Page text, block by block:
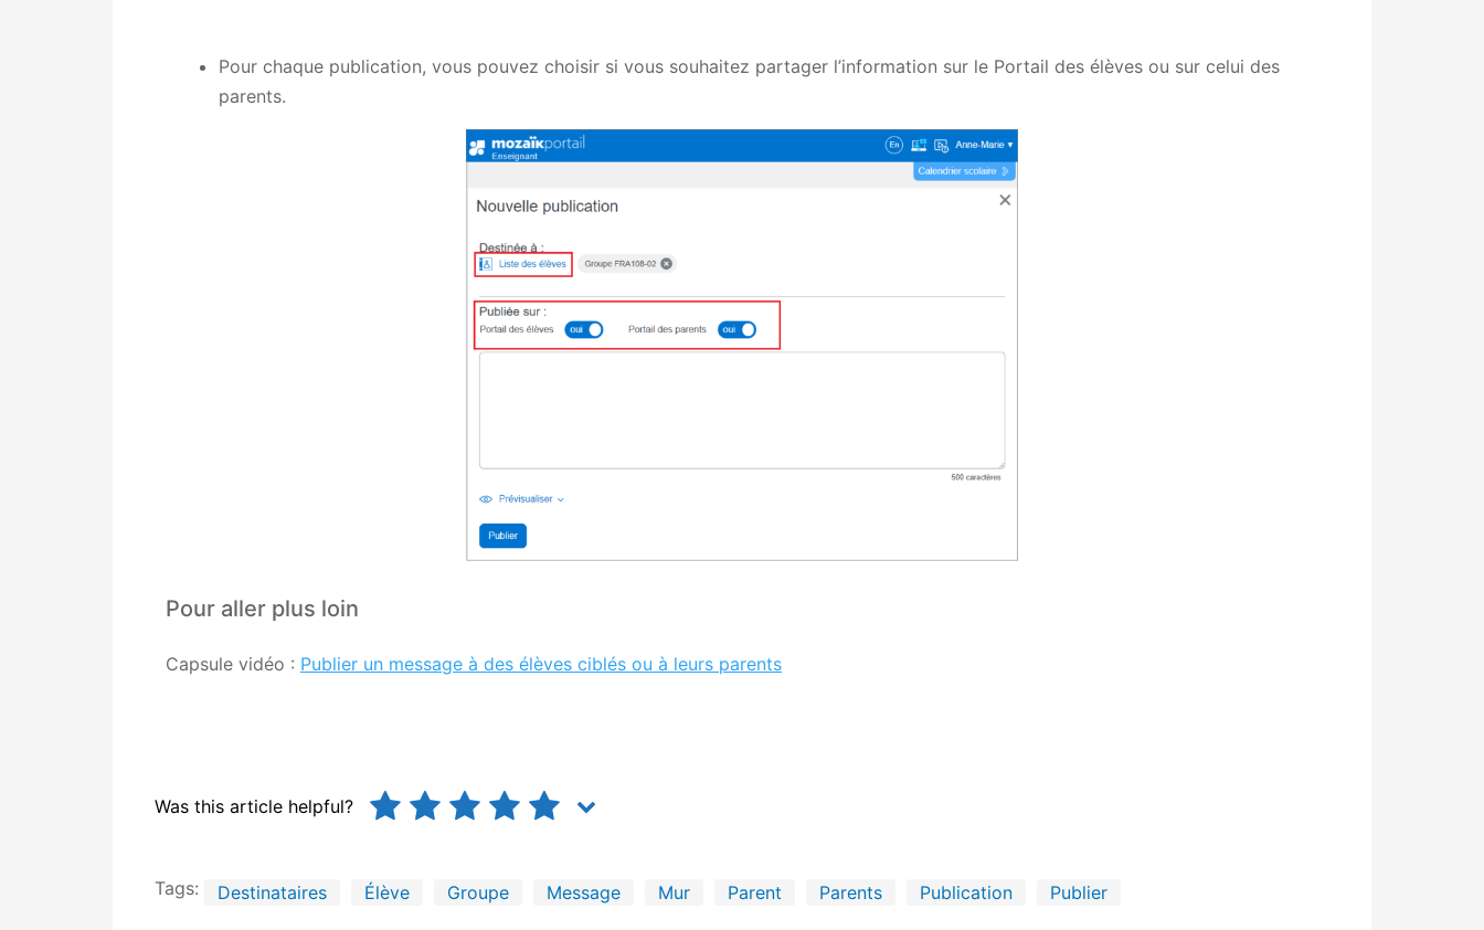
Pour chaque publication, vous pouvez choisir si vous souhaitez partager l’information sur le Portail des élèves ou sur celui des
parents.
Pour aller plus loin
Capsule vidéo : Publier un message à des élèves ciblés ou à leurs parents
Was this article helpful?
Tags: Destinataires Élève Groupe Message Mur Parent Parents Publication Publier